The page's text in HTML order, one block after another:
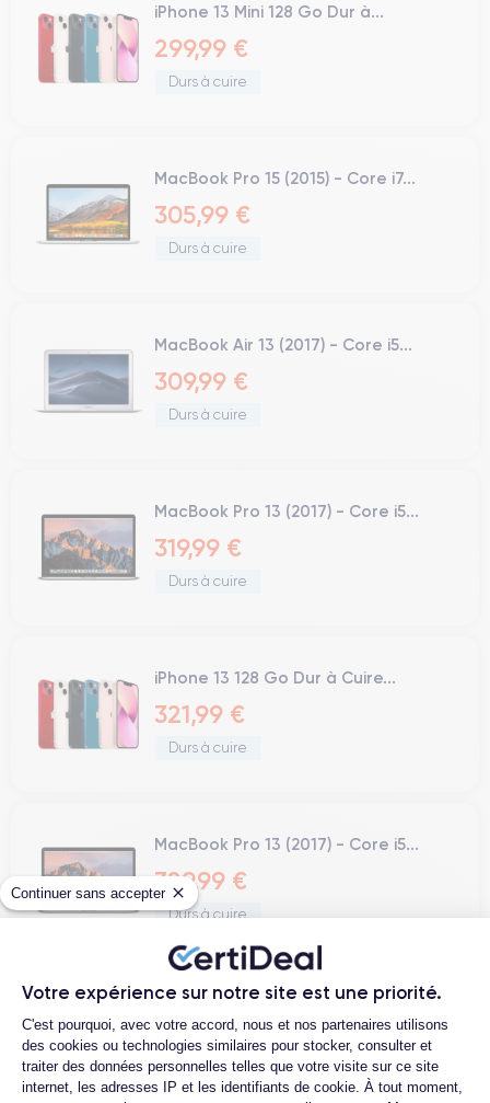
Continuer sans accepter
Votre expérience sur notre site est une priorité.
Plateforme de Gestion du
C'est pourquoi, avec votre accord, nous et nos partenaires utilisons
des cookies ou technologies similaires pour stocker, consulter et
traiter des données personnelles telles que votre visite sur ce site
internet, les adresses IP et les identifiants de cookie. À tout moment,
iPhone 13 Mini 128 Go Dur à...
299,99 €
Durs à cuire
MacBook Pro 15 (2015) - Core i7...
305,99 €
Durs à cuire
MacBook Air 13 (2017) - Core i5...
309,99 €
Durs à cuire
MacBook Pro 13 (2017) - Core i5...
319,99 €
Durs à cuire
iPhone 13 128 Go Dur à Cuire...
321,99 €
Durs à cuire
MacBook Pro 13 (2017) - Core i5...
329,99 €
Durs à cuire
« précédent
Avec4.6/5